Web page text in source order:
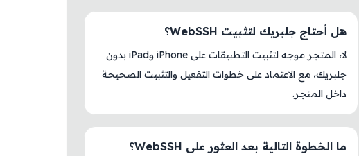
هل أحتاج جلبريك لتثبيت WebSSH؟
لا، المتجر موجه لتثبيت التطبيقات على iPhone وiPad بدون
جلبريك، مع الاعتماد على خطوات التفعيل والتثبيت الصحيحة
داخل المتجر.
ما الخطوة التالية بعد العثور على WebSSH؟